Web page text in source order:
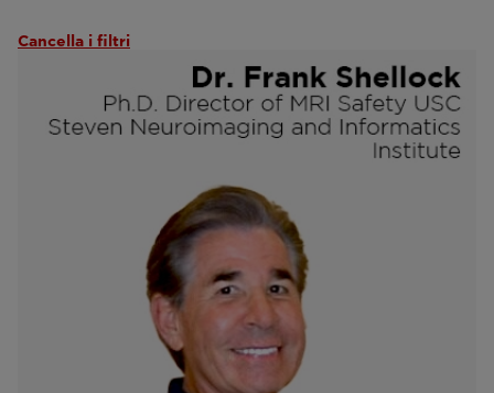
Cancella i filtri